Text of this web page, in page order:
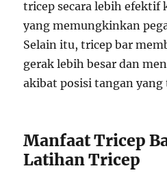
tricep secara lebih efektif
yang memungkinkan
Selain itu, tricep bar
gerak lebih besar dan
akibat posisi tangan yang
Manfaat Tricep
Latihan Tricep